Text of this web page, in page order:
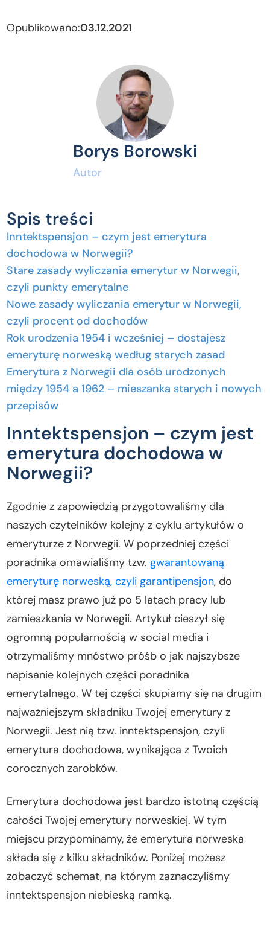
Opublikowano:03.12.2021
Borys Borowski
Autor
Spis treści
Inntektspensjon – czym jest emerytura
dochodowa w Norwegii?
Stare zasady wyliczania emerytur w Norwegii,
czyli punkty emerytalne
Nowe zasady wyliczania emerytur w Norwegii,
czyli procent od dochodów
Rok urodzenia 1954 i wcześniej – dostajesz
emeryturę norweską według starych zasad
Emerytura z Norwegii dla osób urodzonych
między 1954 a 1962 – mieszanka starych i nowych
przepisów
Rok urodzenia 1963 i później – norweska
emerytura według nowych zasad
Inntektspensjon a emerytura gwarantowana z
Norwegii
płac w Norwegii
Kiedy i w jakim wymiarze opłaca Ci się przejść na
emeryturę w Norwegii?
Zamów analizę emerytalną dopasowaną do
Twoich potrzeb.
Co dalej w naszym poradniku emerytalnym?
Inntektspensjon – czym jest
emerytura dochodowa w
Norwegii?
Zgodnie z zapowiedzią przygotowaliśmy dla
naszych czytelników kolejny z cyklu artykułów o
emeryturze z Norwegii. W poprzedniej części
poradnika omawialiśmy tzw.gwarantowaną
emeryturę norweską, czyli garantipensjon, do
której masz prawo już po 5 latach pracy lub
zamieszkania w Norwegii. Artykuł cieszył się
ogromną popularnością w social media i
otrzymaliśmy mnóstwo próśb o jak najszybsze
napisanie kolejnych części poradnika
emerytalnego. W tej części skupiamy się na drugim
najważniejszym składniku Twojej emerytury z
Norwegii. Jest nią tzw. inntektspensjon, czyli
emerytura dochodowa, wynikająca z Twoich
corocznych zarobków.
Emerytura dochodowa jest bardzo istotną częścią
całości Twojej emerytury norweskiej. W tym
miejscu przypominamy, że emerytura norweska
składa się z kilku składników. Poniżej możesz
zobaczyć schemat, na którym zaznaczyliśmy
inntektspensjon niebieską ramką.